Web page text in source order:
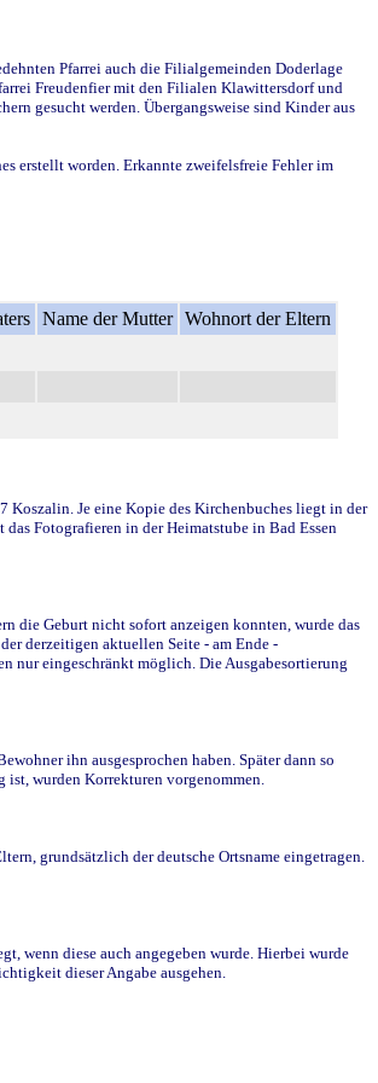
Pfarrei auch die Filialgemeinden Doderlage
Freudenfier mit den Filialen Klawittersdorf und
gesucht werden. Übergangsweise sind Kinder aus
erstellt worden. Erkannte zweifelsfreie Fehler im
Name der Mutter Wohnort der Eltern
Je eine Kopie des Kirchenbuches liegt in der
Fotografieren in der Heimatstube in Bad Essen
die Geburt nicht sofort anzeigen konnten, wurde das
derzeitigen aktuellen Seite - am Ende -
nur eingeschränkt möglich. Die Ausgabesortierung
ihn ausgesprochen haben. Später dann so
wurden Korrekturen vorgenommen.
grundsätzlich der deutsche Ortsname eingetragen.
wenn diese auch angegeben wurde. Hierbei wurde
dieser Angabe ausgehen.